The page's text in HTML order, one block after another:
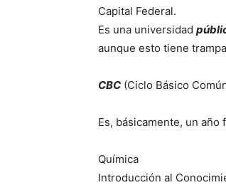
Capital Federal.
Es una universidad
aunque esto tiene
CBC (Ciclo Básico
Es, básicamente, un año
Química
Introducción al